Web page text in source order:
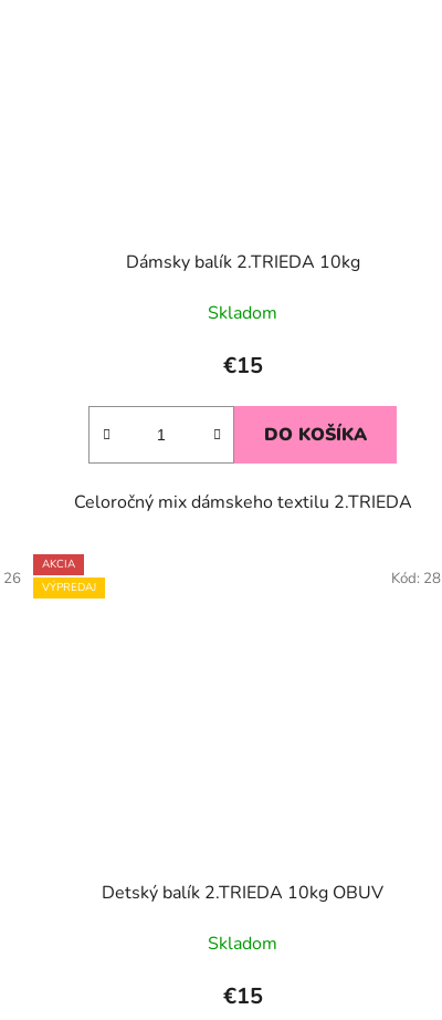
Dámsky balík 2.TRIEDA 10kg
Skladom
€15
DO KOŠÍKA
Celoročný mix dámskeho textilu 2.TRIEDA
26
AKCIA
VÝPREDAJ
Detský balík 2.TRIEDA 10kg OBUV
Skladom
€15
Kód: 28